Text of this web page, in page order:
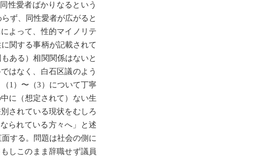
性愛者ばかりなるという
ず、同性愛者が広がると
よって、性的マイノリテ
関する事柄が記載されて
ある）相関関係はないと
はなく、白石区議のよう
1）〜（3）について丁寧
に（想定されて）ない生
されている現状をむしろ
られている方々へ」と述
する。問題は社会の側に
しこのまま辞職せず議員